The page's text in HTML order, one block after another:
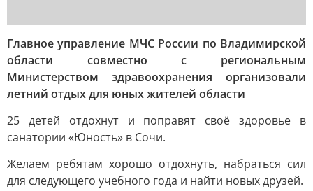
Главное управление МЧС России по Владимирской
области совместно с региональным
Министерством здравоохранения организовали
летний отдых для юных жителей области
25 детей отдохнут и поправят своё здоровье в
санатории «Юность» в Сочи.
Желаем ребятам хорошо отдохнуть, набраться сил
для следующего учебного года и найти новых друзей.